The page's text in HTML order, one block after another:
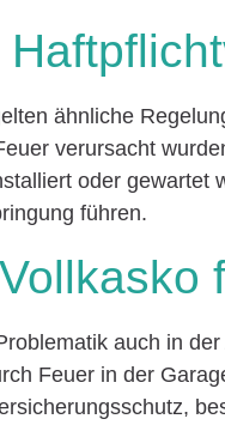
ähnliche
verursacht
oder gewartet
führen.
auch in
Feuer in der